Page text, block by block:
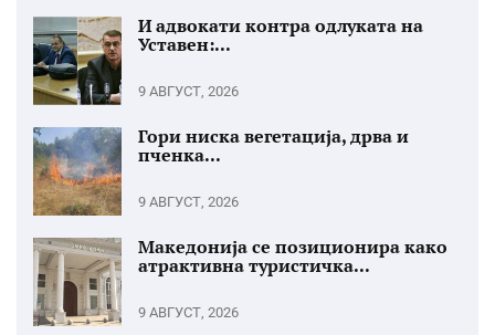
И адвокати контра одлуката на
Уставен:...
9 АВГУСТ, 2026
Гори ниска вегетација, дрва и
пченка...
9 АВГУСТ, 2026
Македонија се позиционира како
атрактивна туристичка...
9 АВГУСТ, 2026